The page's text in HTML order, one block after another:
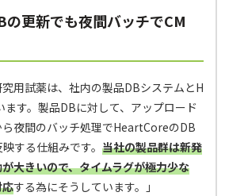
の更新でも夜間バッチでCM
究用試薬は、社内の製品DBシステムとH
す。製品DBに対して、アップロード
夜間のバッチ処理でHeartCoreのDB
する仕組みです。 当社の製品群は新発
大きいので、タイムラグが極力少な
する為にそうしています。」